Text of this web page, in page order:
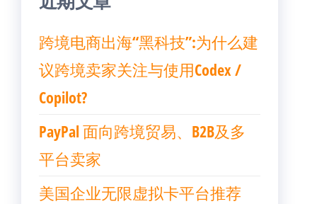
跨境电商出海“黑科技”:为什么建
议跨境卖家关注与使用Codex /
Copilot?
PayPal 面向跨境贸易、B2B及多
平台卖家
美国企业无限虚拟卡平台推荐